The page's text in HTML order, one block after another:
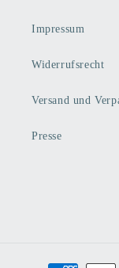
Impressum
Widerrufsrecht
Versand und
Presse